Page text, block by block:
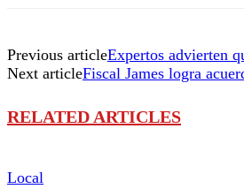
Previous articleExpertos advierten
Next articleFiscal James logra
RELATED ARTICLES
Local